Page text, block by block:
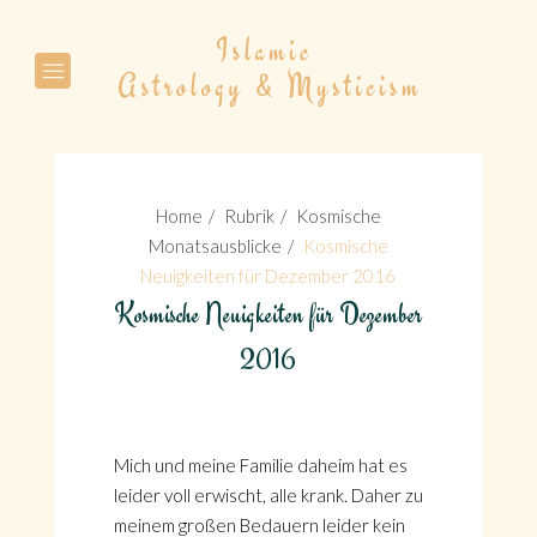
Home Rubrik
Kosmische
Monatsausblicke
Kosmische
Neuigkeiten für Dezember 2016
Kosmische Neuigkeiten für Dezember
2016
Mich und meine Familie daheim hat es
leider voll erwischt, alle krank. Daher zu
meinem großen Bedauern leider kein